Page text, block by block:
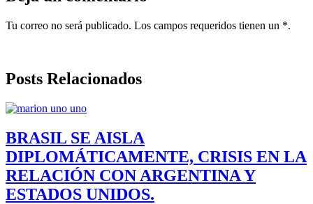
Tu correo no será publicado. Los campos requeridos tienen un *.
Posts Relacionados
BRASIL SE AISLA
DIPLOMÁTICAMENTE, CRISIS EN LA
RELACIÓN CON ARGENTINA Y
ESTADOS UNIDOS.